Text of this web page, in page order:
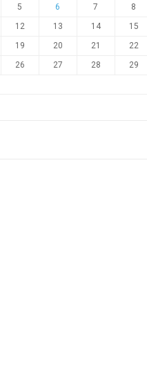
5 6 7 8
12 13 14 15
19 20 21 22
26 27 28 29